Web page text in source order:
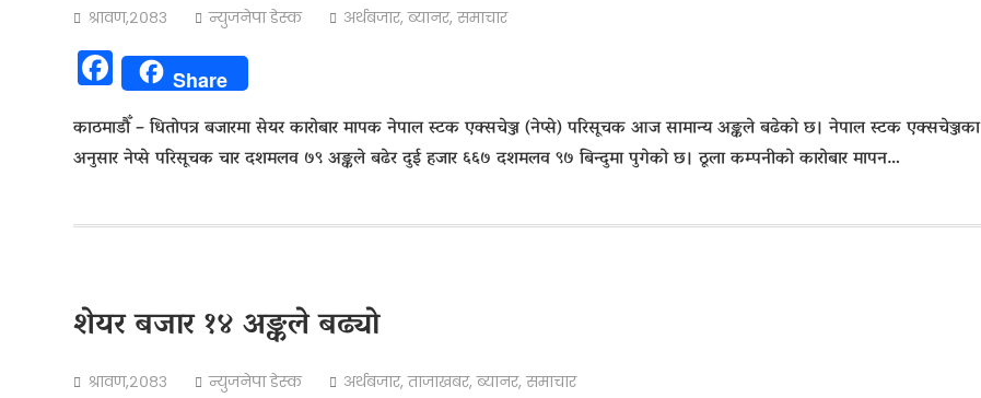
श्रावण,२०८३ न्युजनेपा डेस्क अर्थबजार,ब्यानर, समाचार
Facebook
Share
काठमाडौँ – धितोपत्र बजारमा सेयर कारोबार मापक नेपाल स्टक एक्सचेञ्ज (नेप्से) परिसूचक आज सामान्य अङ्कले बढेको छ। नेपाल स्टक एक्सचेञ्जका
अनुसार नेप्से परिसूचक चार दशमलव ७९ अङ्कले बढेर दुई हजार ६६७ दशमलव ९७ बिन्दुमा पुगेको छ। ठूला कम्पनीको कारोबार मापन…
शेयर बजार १४ अङ्कले बढ्याे
श्रावण,२०८३ न्युजनेपा डेस्क अर्थबजार,ताजाखबर,ब्यानर, समाचार